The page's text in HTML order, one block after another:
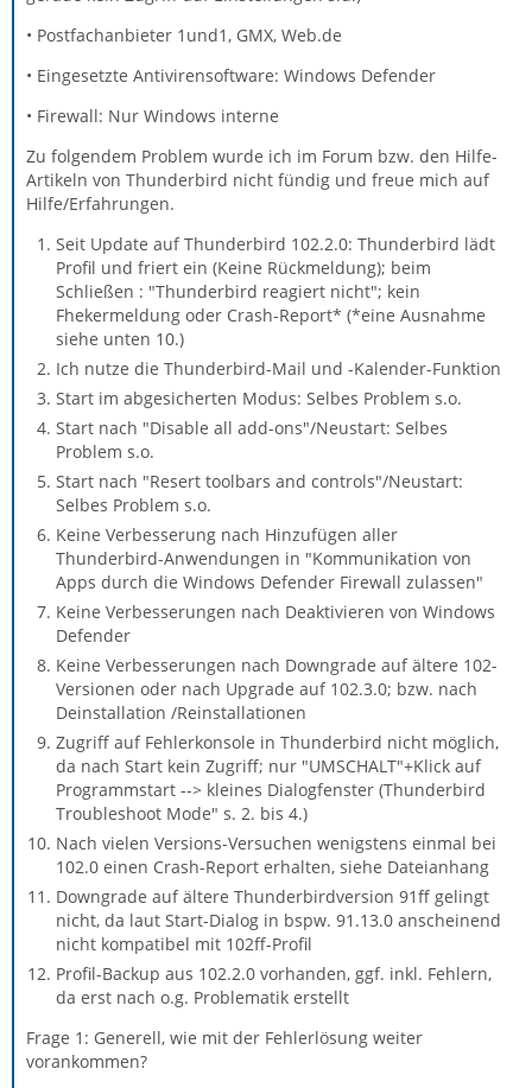
• Postfachanbieter 1und1, GMX, Web.de
• Eingesetzte Antivirensoftware: Windows Defender
• Firewall: Nur Windows interne
Zu folgendem Problem wurde ich im Forum bzw. den Hilfe-
Artikeln von Thunderbird nicht fündig und freue mich auf
Hilfe/Erfahrungen.
Seit Update auf Thunderbird 102.2.0: Thunderbird lädt
Profil und friert ein (Keine Rückmeldung); beim
Schließen : "Thunderbird reagiert nicht"; kein
Fhekermeldung oder Crash-Report* (*eine Ausnahme
siehe unten 10.)
Ich nutze die Thunderbird-Mail und -Kalender-Funktion
Start im abgesicherten Modus: Selbes Problem s.o.
Start nach "Disable all add-ons"/Neustart: Selbes
Problem s.o.
Start nach "Resert toolbars and controls"/Neustart:
Selbes Problem s.o.
Keine Verbesserung nach Hinzufügen aller
Thunderbird-Anwendungen in "Kommunikation von
Apps durch die Windows Defender Firewall zulassen"
Keine Verbesserungen nach Deaktivieren von Windows
Defender
Keine Verbesserungen nach Downgrade auf ältere 102-
Versionen oder nach Upgrade auf 102.3.0; bzw. nach
Deinstallation /Reinstallationen
Zugriff auf Fehlerkonsole in Thunderbird nicht möglich,
da nach Start kein Zugriff; nur "UMSCHALT"+Klick auf
Programmstart --> kleines Dialogfenster (Thunderbird
Troubleshoot Mode" s. 2. bis 4.)
Nach vielen Versions-Versuchen wenigstens einmal bei
102.0 einen Crash-Report erhalten, siehe Dateianhang
Downgrade auf ältere Thunderbirdversion 91ff gelingt
nicht, da laut Start-Dialog in bspw. 91.13.0 anscheinend
nicht kompatibel mit 102ff-Profil
Profil-Backup aus 102.2.0 vorhanden, ggf. inkl. Fehlern,
da erst nach o.g. Problematik erstellt
Frage 1: Generell, wie mit der Fehlerlösung weiter
vorankommen?